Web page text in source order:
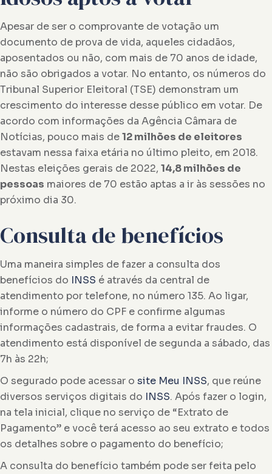
Apesar de ser o comprovante de votação um
documento de prova de vida, aqueles cidadãos,
aposentados ou não, com mais de 70 anos de idade,
não são obrigados a votar. No entanto, os números do
Tribunal Superior Eleitoral (TSE) demonstram um
crescimento do interesse desse público em votar. De
acordo com informações da Agência Câmara de
Notícias, pouco mais de12 milhões de eleitores
estavam nessa faixa etária no último pleito, em 2018.
Nestas eleições gerais de 2022, 14,8 milhões de
pessoas maiores de 70 estão aptas a ir às sessões no
próximo dia 30.
Consulta de benefícios
Uma maneira simples de fazer a consulta dos
benefícios do INSS é através da central de
atendimento por telefone, no número 135. Ao ligar,
informe o número do CPF e confirme algumas
informações cadastrais, de forma a evitar fraudes. O
atendimento está disponível de segunda a sábado, das
7h às 22h;
O segurado pode acessar o site Meu INSS, que reúne
diversos serviços digitais do INSS. Após fazer o login,
na tela inicial, clique no serviço de “Extrato de
Pagamento” e você terá acesso ao seu extrato e todos
os detalhes sobre o pagamento do benefício;
A consulta do benefício também pode ser feita pelo